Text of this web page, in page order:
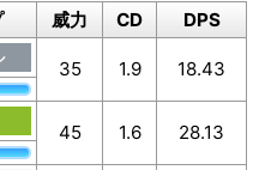
威力 CD
DPS
35 1.9 18.43
45 1.6 28.13